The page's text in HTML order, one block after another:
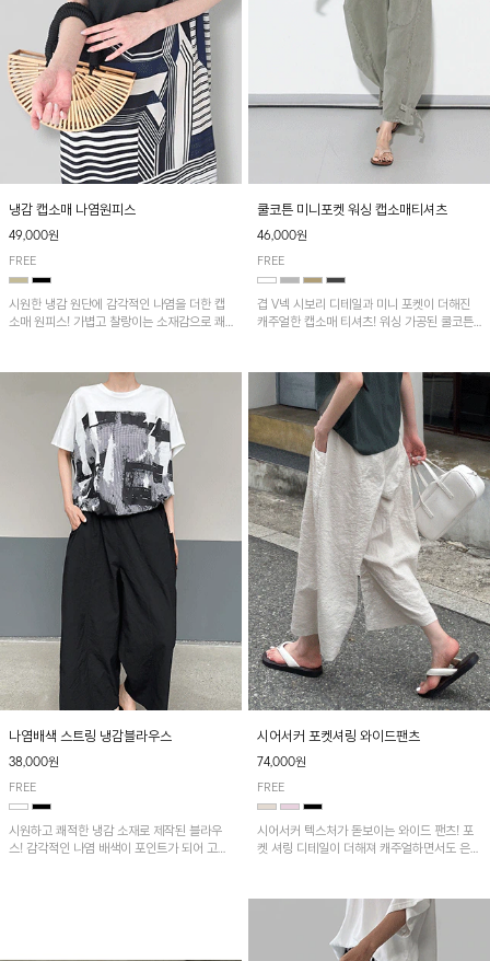
냉감 캡소매 나염원피스
49,000원
FREE
시원한 냉감 원단에 감각적인 나염을 더한 캡
소매 원피스! 가볍고 찰랑이는 소재감으로 쾌
쿨코튼 미니포켓 워싱 캡소매티셔츠
46,000원
FREE
겹 V넥 시보리 디테일과 미니 포켓이 더해진
캐주얼한 캡소매 티셔츠! 워싱 가공된 쿨코튼
나염배색 스트링 냉감블라우스
38,000원
FREE
시원하고 쾌적한 냉감 소재로 제작된 블라우
스! 감각적인 나염 배색이 포인트가 되어 고급
시어서커 포켓셔링 와이드팬츠
74,000원
FREE
시어서커 텍스처가 돋보이는 와이드 팬츠! 포
켓 셔링 디테일이 더해져 캐주얼하면서도 은은
다. 가볍고 쾌적한 착용감으로 여름철 데일리
아이템으로 활용하기 좋아요~